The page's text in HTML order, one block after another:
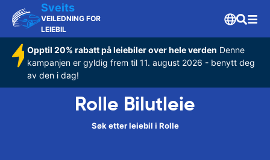
Sveits
VEILEDNING FOR
LEIEBIL
Opptil 20% rabatt på leiebiler over hele verden Denne
kampanjen er gyldig frem til 11. august 2026 - benytt deg
av den i dag!
Rolle Bilutleie
Søk etter leiebil i Rolle